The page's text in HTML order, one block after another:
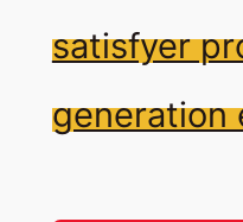
satisfyer
generation